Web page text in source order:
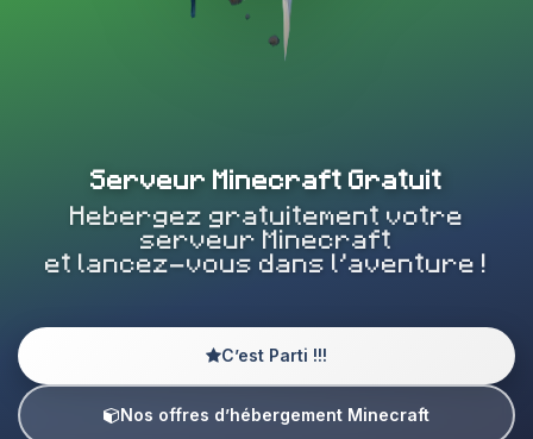
Serveur Minecraft Gratuit
Hebergez gratuitement votre
serveur Minecraft
et lancez-vous dans l’aventure !
C’est Parti !!!
Nos offres d’hébergement Minecraft